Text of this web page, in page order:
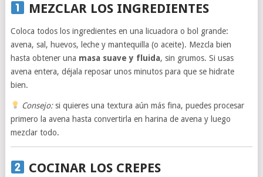
MEZCLAR LOS INGREDIENTES
Coloca todos los ingredientes en una licuadora o bol grande:
avena, sal, huevos, leche y mantequilla (o aceite). Mezcla bien
hasta obtener una masa suave y fluida, sin grumos. Si usas
avena entera, déjala reposar unos minutos para que se hidrate
bien.
Consejo:si quieres una textura aún más fina, puedes procesar
primero la avena hasta convertirla en harina de avena y luego
mezclar todo.
COCINAR LOS CREPES